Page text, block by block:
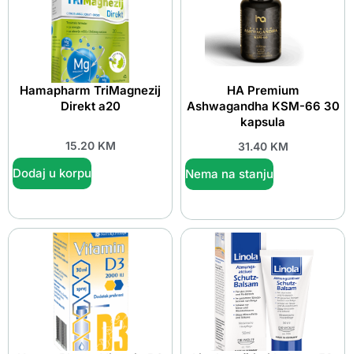
Hamapharm TriMagnezij
Direkt a20
15.20 KM
Dodaj u korpu
HA Premium
Ashwagandha KSM-66 30
kapsula
31.40 KM
Nema na stanju